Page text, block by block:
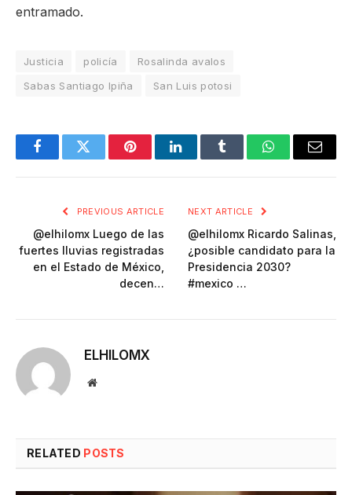
entramado.
Justicia policía
Rosalinda avalos
Sabas Santiago Ipiña
San Luis potosi
FacebookTwitter PinterestLinkedInTumblr WhatsAppEmail
PREVIOUS ARTICLE
@elhilomx Luego de las
fuertes lluvias registradas
en el Estado de México,
decen…
NEXT ARTICLE
@elhilomx Ricardo Salinas,
¿posible candidato para la
Presidencia 2030?
#mexico …
ELHILOMX
Website
RELATED POSTS